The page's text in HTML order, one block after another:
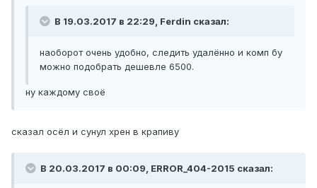
В 19.03.2017 в 22:29, Ferdin сказал:
наоборот очень удобно, следить удалённо и комп бу
можно подобрать дешевле 6500.
ну каждому своё
сказал осёл и сунул хрен в крапиву
В 20.03.2017 в 00:09, ERROR_404-2015 сказал: